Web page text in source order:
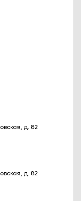
д. 82
д. 82